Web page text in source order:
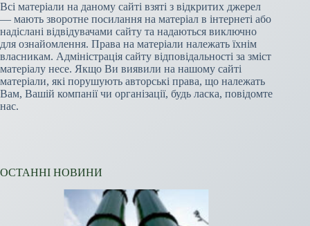
Всі матеріали на даному сайті взяті з відкритих джерел
— мають зворотне посилання на матеріал в інтернеті або
надіслані відвідувачами сайту та надаються виключно
для ознайомлення. Права на матеріали належать їхнім
власникам. Адміністрація сайту відповідальності за зміст
матеріалу несе. Якщо Ви виявили на нашому сайті
матеріали, які порушують авторські права, що належать
Вам, Вашій компанії чи організації, будь ласка, повідомте
нас.
ОСТАННІ НОВИНИ